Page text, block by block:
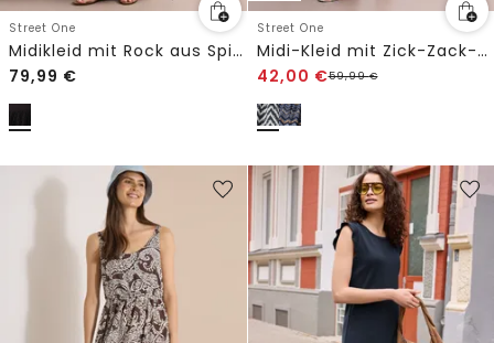
Street One
Midikleid mit Rock aus Spitze
79,99 €
Street One
Midi-Kleid mit Zick-Zack-Muster
42,00 €59,99€